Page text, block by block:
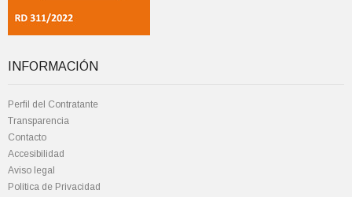
INFORMACIÓN
Perfil del Contratante
Transparencia
Contacto
Accesibilidad
Aviso legal
Política de Privacidad